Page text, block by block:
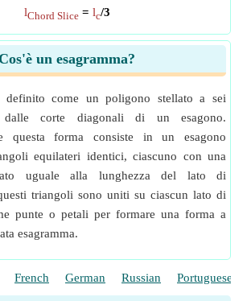
lChord Slice = lc/3
Cos'è un esagramma?
definito come un poligono stellato a sei
dalle corte diagonali di un esagono.
questa forma consiste in un esagono
equilateri identici, ciascuno con una
uguale alla lunghezza del lato di
triangoli sono uniti su ciascun lato di
punte o petali per formare una forma a
esagramma.
French German Russian Portuguese